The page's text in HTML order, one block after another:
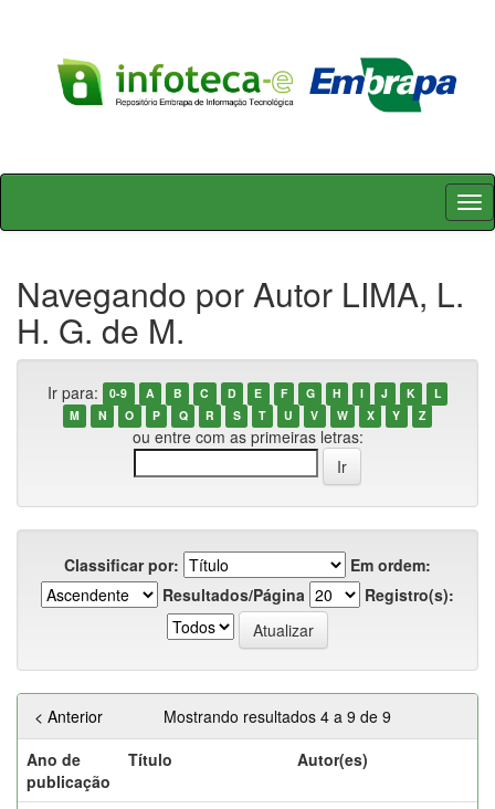
Skip
Navegando por Autor LIMA, L.
H. G. de M.
Ir para: 0-9 A B C D E F G H I J K
L
M
N O P Q R S T U V W X Y Z
ou entre com as primeiras letras:
Classificar por:
Em ordem:
Resultados/Página
Registro(s):
Mostrando resultados 4 a 9 de 9
< Anterior
Ano de
publicação
Título Autor(es)